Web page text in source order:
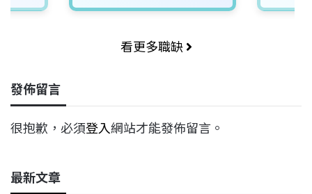
看更多職缺
發佈留言
很抱歉，必須登入網站才能發佈留言。
最新文章